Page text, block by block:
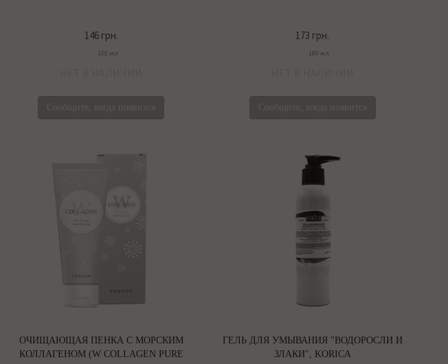
146 грн.
100 мл
173 грн.
180 мл
ОЧИЩАЮЩАЯ ПЕНКА С МОРСКИМ
КОЛЛАГЕНОМ (W COLLAGEN PURE
ГЕЛЬ ДЛЯ УМЫВАНИЯ "ВОДОРОСЛИ И
ЗЛАКИ", KORICA